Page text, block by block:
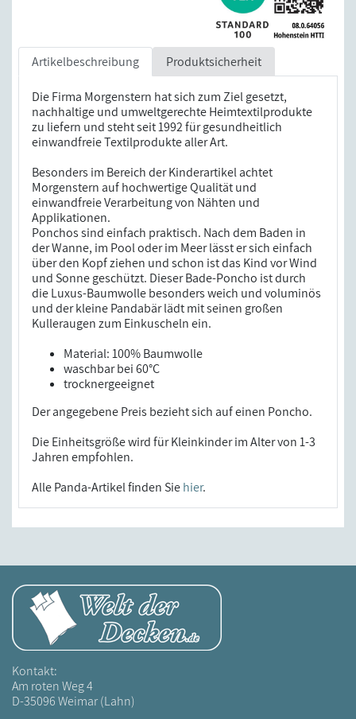
Artikelbeschreibung Produktsicherheit
Die Firma Morgenstern hat sich zum Ziel gesetzt,
nachhaltige und umweltgerechte Heimtextilprodukte
zu liefern und steht seit 1992 für gesundheitlich
einwandfreie Textilprodukte aller Art.
Besonders im Bereich der Kinderartikel achtet
Morgenstern auf hochwertige Qualität und
einwandfreie Verarbeitung von Nähten und
Applikationen.
Ponchos sind einfach praktisch. Nach dem Baden in
der Wanne, im Pool oder im Meer lässt er sich einfach
über den Kopf ziehen und schon ist das Kind vor Wind
und Sonne geschützt. Dieser Bade-Poncho ist durch
die Luxus-Baumwolle besonders weich und voluminös
und der kleine Pandabär lädt mit seinen großen
Kulleraugen zum Einkuscheln ein.
Material: 100% Baumwolle
waschbar bei 60°C
trocknergeeignet
Der angegebene Preis bezieht sich auf einen Poncho.
Die Einheitsgröße wird für Kleinkinder im Alter von 1-3
Jahren empfohlen.
Alle Panda-Artikel finden Siehier.
Kontakt:
Am roten Weg 4
D-35096 Weimar (Lahn)